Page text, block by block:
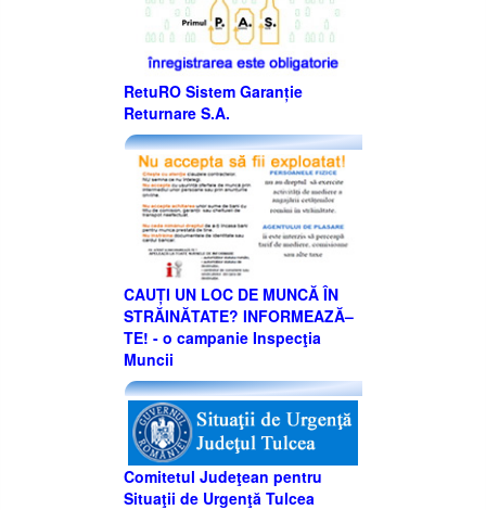
RetuRO Sistem Garanție
Returnare S.A.
CAUȚI UN LOC DE MUNCĂ ÎN
STRĂINĂTATE? INFORMEAZĂ–
TE! - o campanie Inspecţia
Muncii
Comitetul Judeţean pentru
Situaţii de Urgenţă Tulcea